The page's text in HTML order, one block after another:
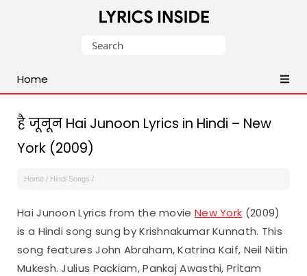
Malayalam,
English,
Songs
Lyrics
Search
Home
है जूनून Hai Junoon Lyrics in Hindi – New
York (2009)
Home / Hindi Songs /
Hai Junoon Lyrics from the movie New York (2009)
is a Hindi song sung by Krishnakumar Kunnath. This
song features John Abraham, Katrina Kaif, Neil Nitin
Mukesh. Julius Packiam, Pankaj Awasthi, Pritam